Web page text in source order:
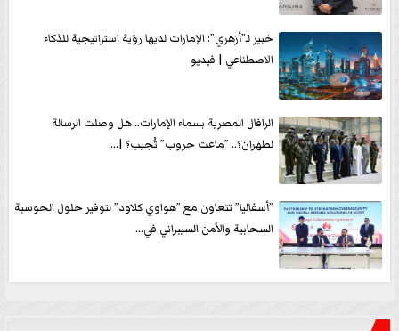
خبير لـ”أزهري”: الإمارات لديها رؤية استراتيجية للذكاء
الاصطناعي | فيديو
الرافال المصرية بسماء الإمارات.. هل وصلت الرسالة
لطهران؟.. ”ماعت جروب” تُجيب؟ |...
”أسفاليا” تتعاون مع ”هواوي كلاود” لتوفير حلول الحوسبة
السحابية والأمن السيبراني في...